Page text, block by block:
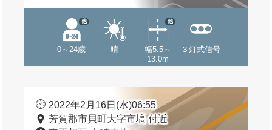
0～24歳
他
晴
幅5.5～
13.0m
他
３灯式信号
2022年2月16日(水)06:55
芳賀郡市貝町大字市塙 付近